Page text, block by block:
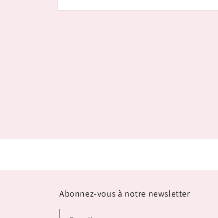
Abonnez-vous à notre newsletter